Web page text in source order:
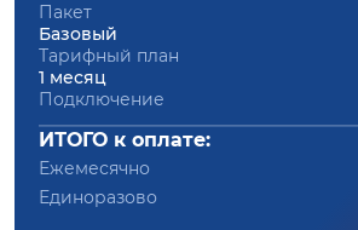
Пакет
Базовый
Тарифный план
1 месяц
Подключение
ИТОГО к оплате:
Ежемесячно
Единоразово